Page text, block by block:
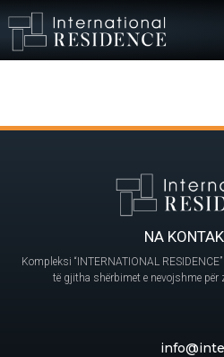
NA
Kompleksi “INTERNATIONAL
të gjitha shërbimet e nevojshme për